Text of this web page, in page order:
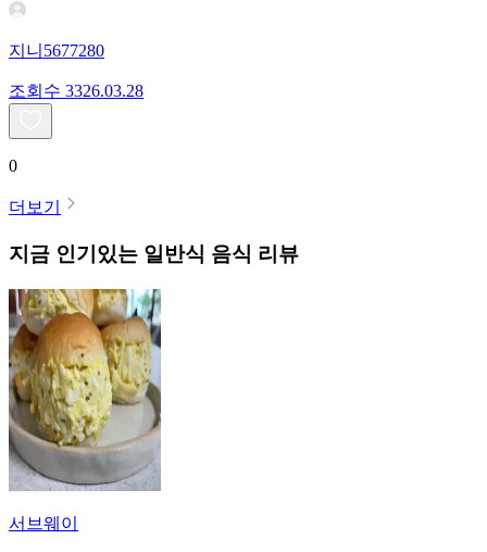
지니5677280
조회수 3326.03.28
0
더보기
지금 인기있는 일반식 음식 리뷰
서브웨이